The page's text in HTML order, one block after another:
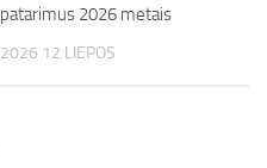
patarimus 2026 metais
2026 12 LIEPOS